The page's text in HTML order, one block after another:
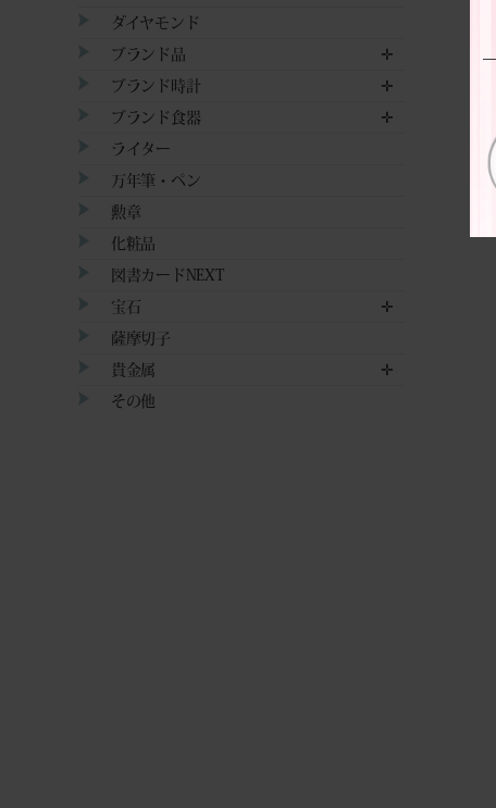
ダイヤモンド
ブランド品 ✛
ブランド時計 ✛
ブランド食器 ✛
ライター
万年筆・ペン
勲章
化粧品
図書カードNEXT
宝石 ✛
薩摩切子
貴金属 ✛
その他